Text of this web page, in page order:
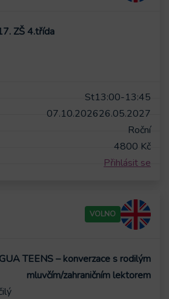
ZŠ 4.třída
St13:00-13:45
07.10.202626.05.2027
Roční
4800 Kč
Přihlásit se
VOLNO
TEENS – konverzace s rodilým
mluvčím/zahraničním lektorem